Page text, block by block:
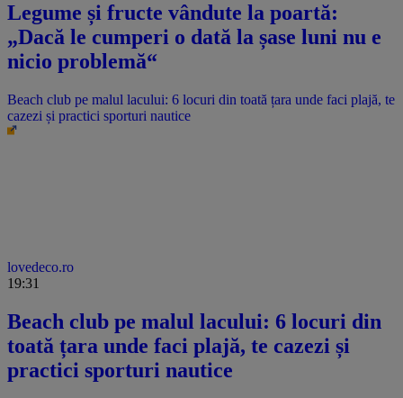
Legume și fructe vândute la poartă:
„Dacă le cumperi o dată la șase luni nu e
nicio problemă“
Beach club pe malul lacului: 6 locuri din toată țara unde faci plajă, te
cazezi și practici sporturi nautice
lovedeco.ro
19:31
Beach club pe malul lacului: 6 locuri din
toată țara unde faci plajă, te cazezi și
practici sporturi nautice